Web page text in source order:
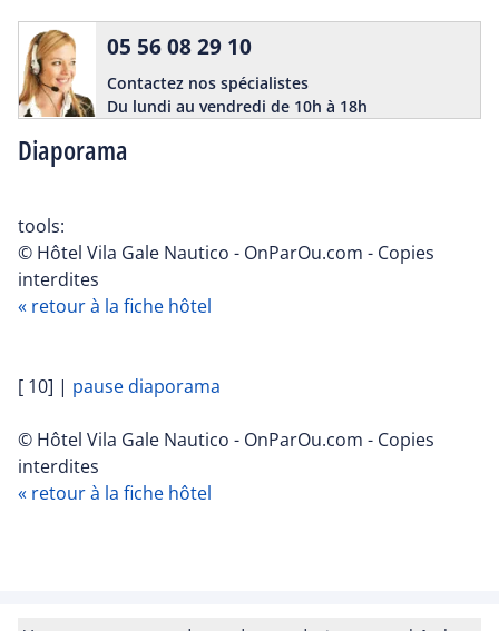
Diaporama
05 56 08 29 10
Contactez nos spécialistes
Du lundi au vendredi de 10h à 18h
tools:
© Hôtel Vila Gale Nautico - OnParOu.com - Copies
interdites
« retour à la fiche hôtel
[ 10] | pause diaporama
© Hôtel Vila Gale Nautico - OnParOu.com - Copies
interdites
« retour à la fiche hôtel